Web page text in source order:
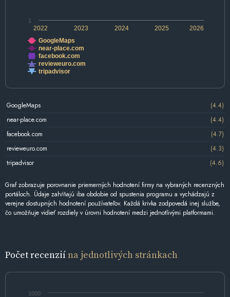
2022 2024 2026
2023 2025
1
GoogleMaps
near-place.com
facebook.com
revieweuro.com
tripadvisor
GoogleMaps
(4.4)
near-place.com
(4.4)
facebook.com
(4.7)
revieweuro.com
(4.3)
tripadvisor
(4.6)
Graf zobrazuje porovnanie priemerných hodnotení firmy na vybraných recenzných
portáloch. Údaje zahŕňajú iba obdobie od spustenia programu a vychádzajú z
verejne dostupných hodnotení používateľov. Každá krivka zodpovedá inej službe,
čo umožňuje vidieť rozdiely v úrovni hodnotení medzi jednotlivými platformami.
Počet recenziína jednotlivých stránkach
1000